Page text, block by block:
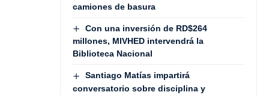
camiones de basura
Con una inversión de RD$264
millones, MIVHED intervendrá la
Biblioteca Nacional
Santiago Matías impartirá
conversatorio sobre disciplina y